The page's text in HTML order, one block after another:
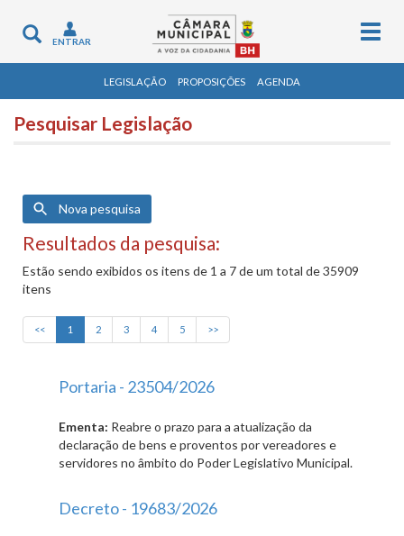
Toggle
navigation
ENTRAR
LEGISLAÇÃO PROPOSIÇÕES AGENDA
Pesquisar Legislação
Nova pesquisa
Resultados da pesquisa:
Estão sendo exibidos os itens de 1 a 7 de um total de 35909
itens
<< 1 2 3 4 5 >>
Portaria - 23504/2026
Ementa: Reabre o prazo para a atualização da
declaração de bens e proventos por vereadores e
servidores no âmbito do Poder Legislativo Municipal.
Decreto - 19683/2026